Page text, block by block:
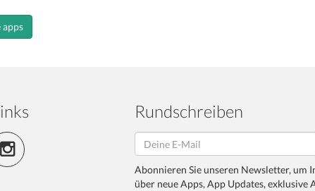
apps
Rundschreiben
Abonnieren Sie unseren Newsletter, um
über neue Apps, App Updates, exklusive